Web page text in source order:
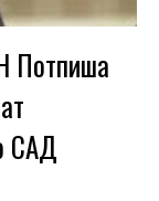
Потпиша
САД